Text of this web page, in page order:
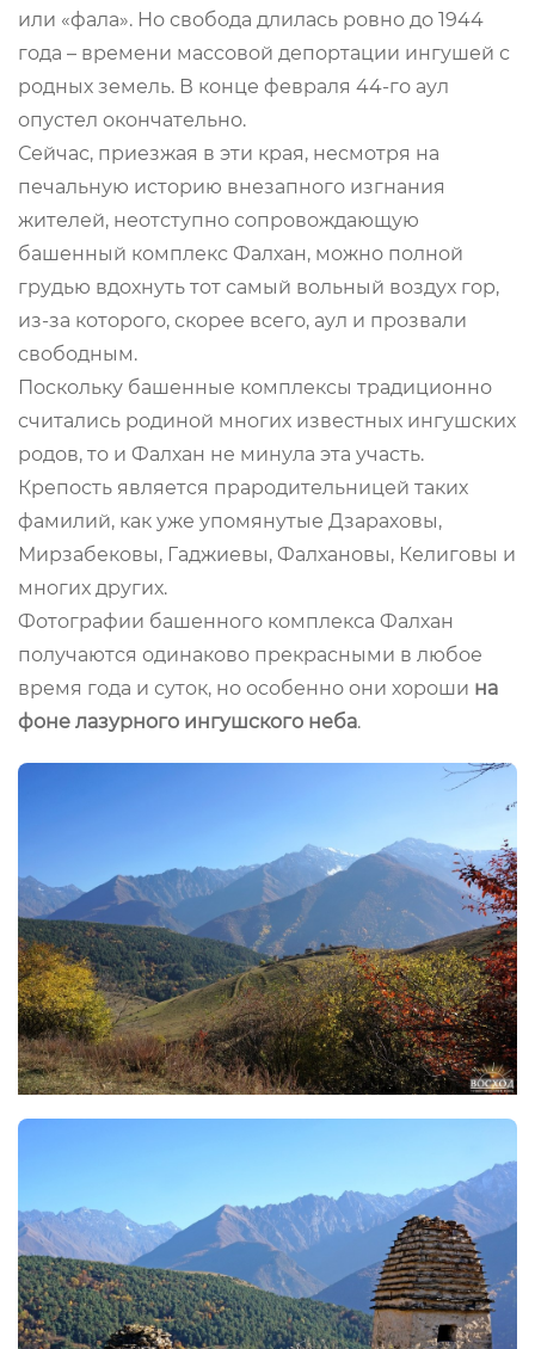
или «фала». Но свобода длилась ровно до 1944
года – времени массовой депортации ингушей с
родных земель. В конце февраля 44-го аул
опустел окончательно.
Сейчас, приезжая в эти края, несмотря на
печальную историю внезапного изгнания
жителей, неотступно сопровождающую
башенный комплекс Фалхан, можно полной
грудью вдохнуть тот самый вольный воздух гор,
из-за которого, скорее всего, аул и прозвали
свободным.
Поскольку башенные комплексы традиционно
считались родиной многих известных ингушских
родов, то и Фалхан не минула эта участь.
Крепость является прародительницей таких
фамилий, как уже упомянутые Дзараховы,
Мирзабековы, Гаджиевы, Фалхановы, Келиговы и
многих других.
Фотографии башенного комплекса Фалхан
получаются одинаково прекрасными в любое
время года и суток, но особенно они хороши на
фоне лазурного ингушского неба.